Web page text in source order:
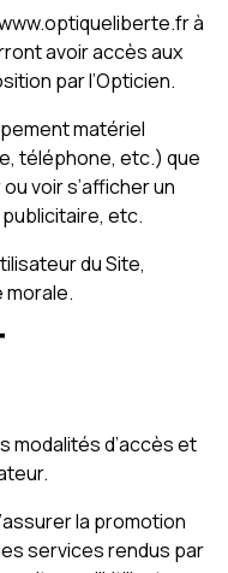
à
avoir accès aux
par l’Opticien.
matériel
téléphone, etc.) que
voir s’afficher un
etc.
du Site,
modalités d’accès et
la promotion
services rendus par